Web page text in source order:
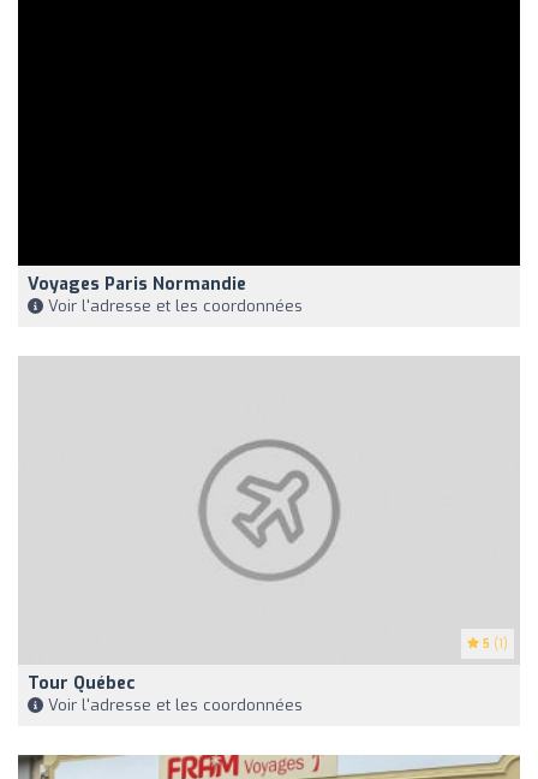
Voyages Paris Normandie
Voir l'adresse et les coordonnées
5 (1)
Tour Québec
Voir l'adresse et les coordonnées